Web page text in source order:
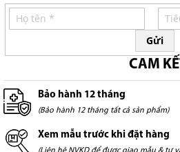
Gửi
CAM
Bảo hành 12 tháng
(Bảo hành 12 tháng tất cả sản phẩm)
Xem mẫu trước khi đặt hàng